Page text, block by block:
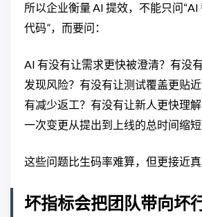
所以企业衡量 AI 提效，不能只问
代码”，而要问：
AI 有没有让需求更快被澄清？有没
发现风险？有没有让测试覆盖更贴
有减少返工？有没有让新人更快理
一次变更从提出到上线的总时间缩短
这些问题比生码率难算，但更接近真
坏指标会把团队带向坏